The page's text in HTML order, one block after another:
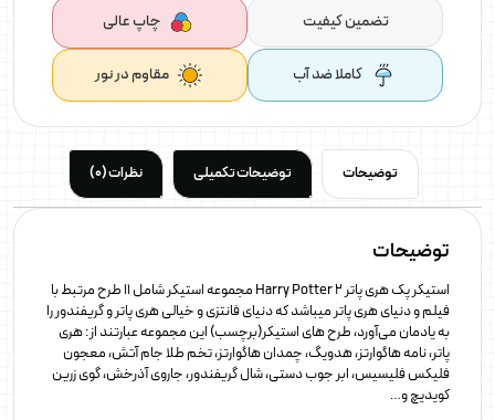
تضمین کیفیت چاپ عالی
کاملا ضد آب مقاوم در نور
توضیحات توضیحات تکمیلی نظرات (0)
توضیحات
استیکر پک هری پاتر 2 Harry Potter مجموعه استیکر شامل ۱۱ طرح مرتبط با
فیلم و دنیای هری پاتر میباشد که دنیای فانتزی و خیالی هری پاتر و گریفندور را
به یادمان می‌آورد، طرح های استیکر(برچسب) این مجموعه عبارتند از: هری
پاتر، نامه هاگوارتز، هدویگ، چمدان هاگوارتز، تخم طلا جام آتش، معجون
فلیکس فلیسیس، ابر جوب دستی، شال گریفندور، جاروی آذرخش، گوی زرین
کویدیچ و…